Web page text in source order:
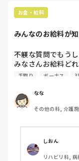
お金・給料
みんなのお給料が知
不躾な質問でもう
みなさんお給料ど
ちなみに私は
ボーナスは3.8ヶ月
手取り ボーナス 3
なな
その他の科, 介護
しおん
リハビリ科,